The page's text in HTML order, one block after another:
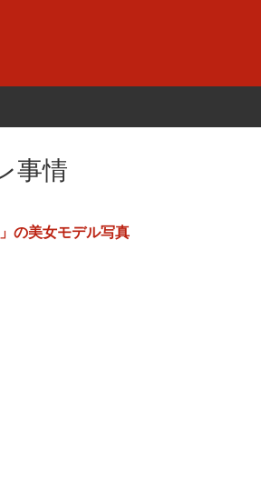
事情
の美女モデル写真